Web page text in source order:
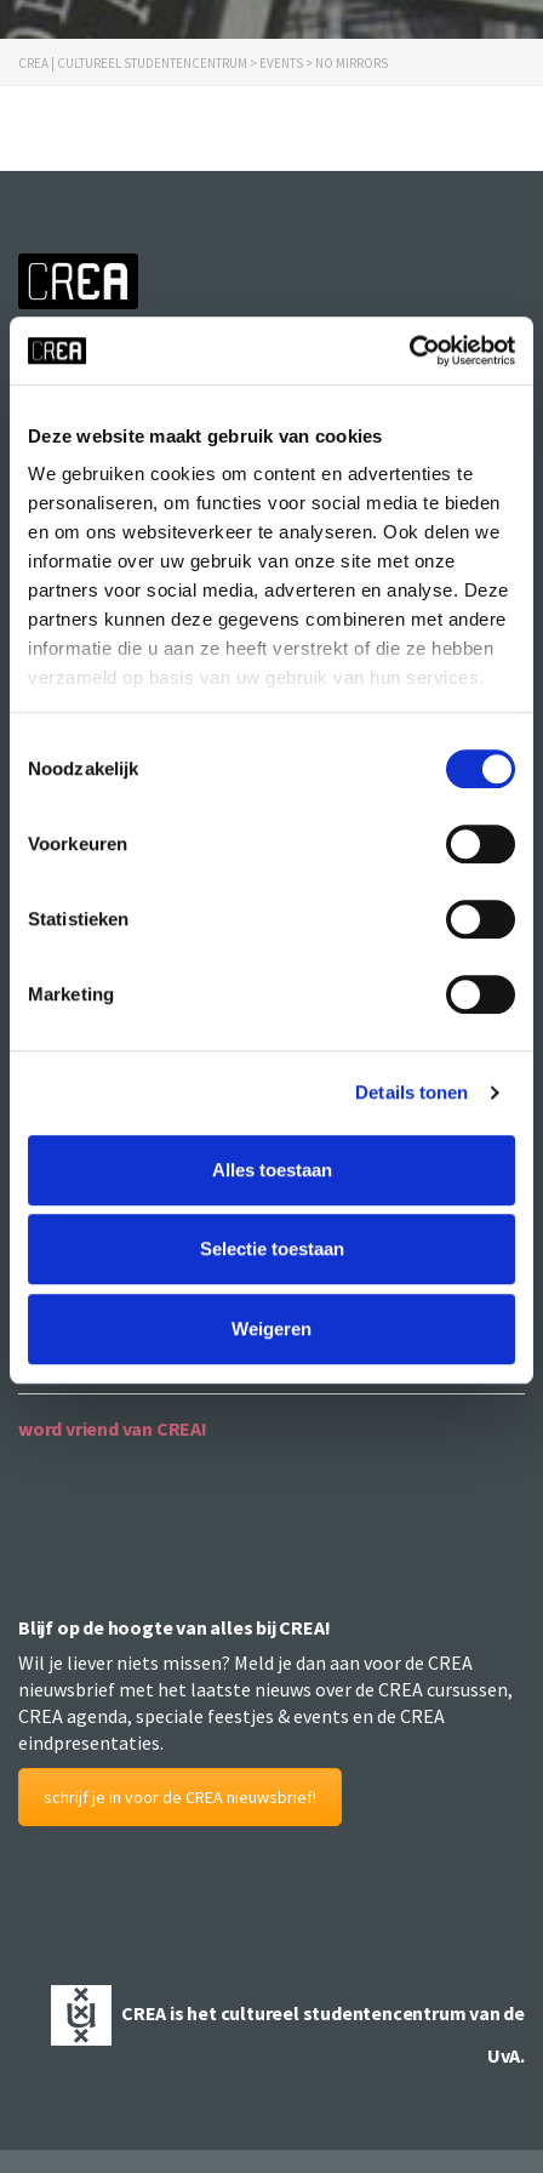
Deze website maakt gebruik van cookies
We gebruiken cookies om content en advertenties te
personaliseren, om functies voor social media te bieden
en om ons websiteverkeer te analyseren. Ook delen we
informatie over uw gebruik van onze site met onze
partners voor social media, adverteren en analyse. Deze
partners kunnen deze gegevens combineren met andere
informatie die u aan ze heeft verstrekt of die ze hebben
verzameld op basis van uw gebruik van hun services.
Noodzakelijk
Voorkeuren
Statistieken
Marketing
Details tonen
Alles toestaan
Selectie toestaan
Weigeren
CREA | CULTUREEL STUDENTENCENTRUM > EVENTS > NO MIRRORS
Volg CREA ook
direct naar
agenda
wat doet CREA?
contact
word vriend van CREA!
Blijf op de hoogte van alles bij CREA!
Wil je liever niets missen? Meld je dan aan voor de CREA
nieuwsbrief met het laatste nieuws over de CREA cursussen,
CREA agenda, speciale feestjes & events en de CREA
eindpresentaties.
schrijf je in voor de CREA nieuwsbrief!
CREA is het cultureel studentencentrum van de
UvA.